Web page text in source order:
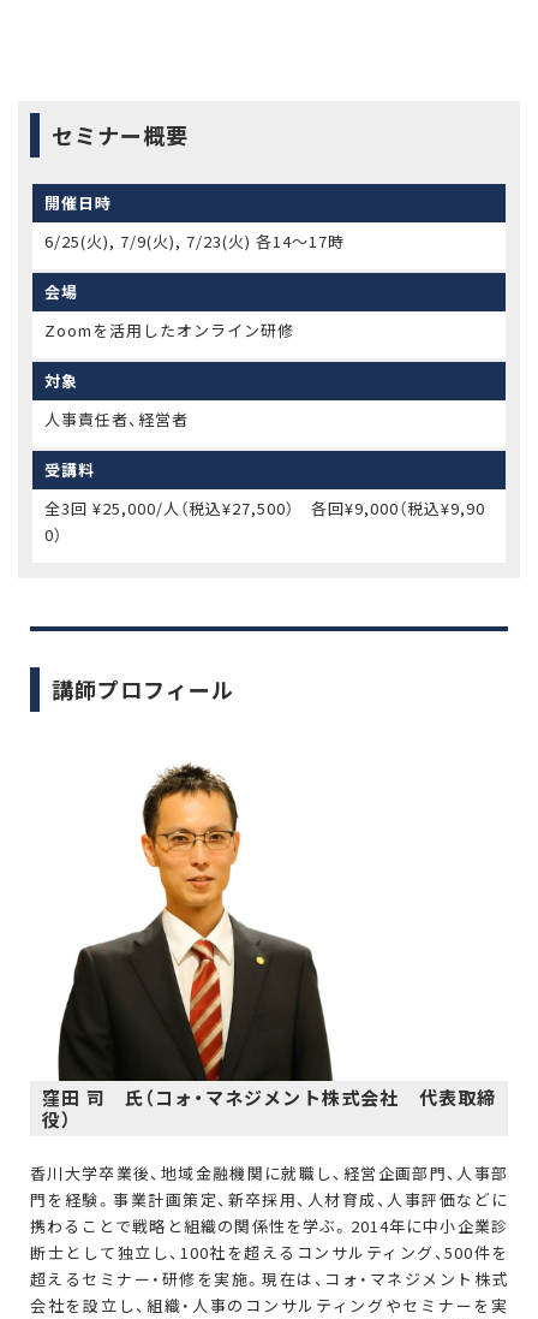
セミナー概要
開催日時
6/25(火), 7/9(火), 7/23(火) 各14〜17時
会場
Zoomを活用したオンライン研修
対象
人事責任者、経営者
受講料
全3回 ¥25,000/人（税込¥27,500） 各回¥9,000（税込¥9,90
0）
講師プロフィール
窪田 司 氏（コォ・マネジメント株式会社 代表取締
役）
香川大学卒業後、地域金融機関に就職し、経営企画部門、人事部
門を経験。事業計画策定、新卒採用、人材育成、人事評価などに
携わることで戦略と組織の関係性を学ぶ。2014年に中小企業診
断士として独立し、100社を超えるコンサルティング、500件を
超えるセミナー・研修を実施。現在は、コォ・マネジメント株式
会社を設立し、組織・人事のコンサルティングやセミナーを実